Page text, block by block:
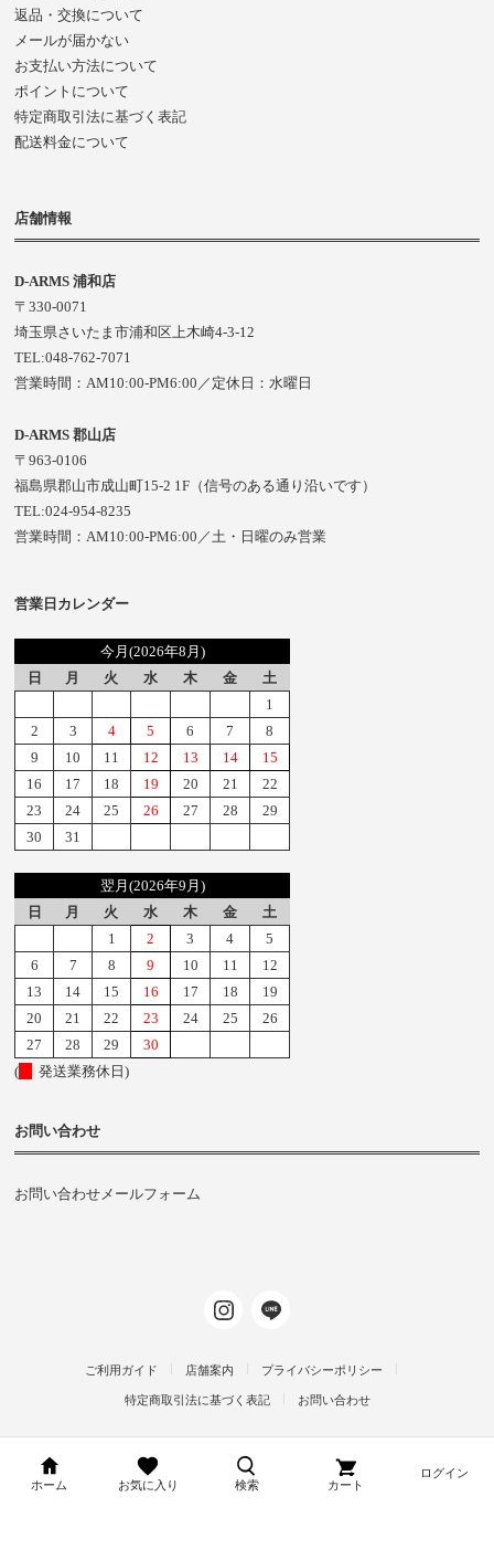
返品・交換について
メールが届かない
お支払い方法について
ポイントについて
特定商取引法に基づく表記
配送料金について
店舗情報
D-ARMS 浦和店
〒330-0071
埼玉県さいたま市浦和区上木崎4-3-12
TEL:048-762-7071
営業時間：AM10:00-PM6:00／定休日：水曜日
D-ARMS 郡山店
〒963-0106
福島県郡山市成山町15-2 1F（信号のある通り沿いです）
TEL:024-954-8235
営業時間：AM10:00-PM6:00／土・日曜のみ営業
営業日カレンダー
今月(2026年8月)
日
月 火 水 木 金
土
1
2
3 4 5 6 7
8
9
10 11 12 13 14
15
16
17 18 19 20 21
22
23
24 25 26 27 28
29
30
31
翌月(2026年9月)
日
月 火 水 木 金
土
1
2 3 4
5
6
7 8 9 10 11
12
13
14 15 16 17 18
19
20
21 22 23 24 25
26
27
28 29
30
(
発送業務休日)
お問い合わせ
お問い合わせメールフォーム
ご利用ガイド 店舗案内 プライバシーポリシー
特定商取引法に基づく表記 お問い合わせ
d-arms-shop.jp
ホーム お気に入り 検索 カート
ログイン